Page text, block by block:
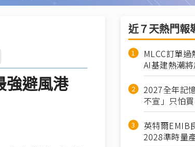
強避風港
近７天熱門報
MLCC訂單
AI基建熱潮
2027全年記
不宣」只怕
英特爾EMIB
2028準時量